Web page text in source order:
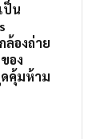
ป็น
ล้องถ่าย
อง
คุ้มห้าม